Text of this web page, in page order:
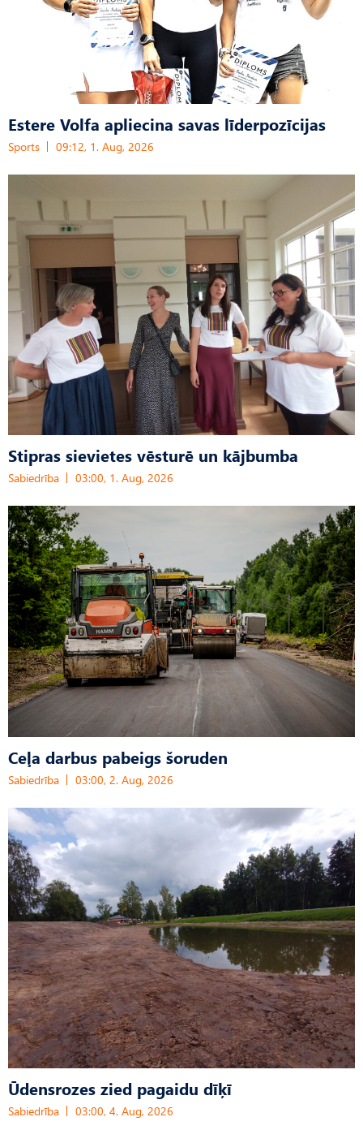
Estere Volfa apliecina savas līderpozīcijas
Sports 09:12, 1. Aug, 2026
Stipras sievietes vēsturē un kājbumba
Sabiedrība 03:00, 1. Aug, 2026
Ceļa darbus pabeigs šoruden
Sabiedrība 03:00, 2. Aug, 2026
Ūdensrozes zied pagaidu dīķī
Sabiedrība 03:00, 4. Aug, 2026